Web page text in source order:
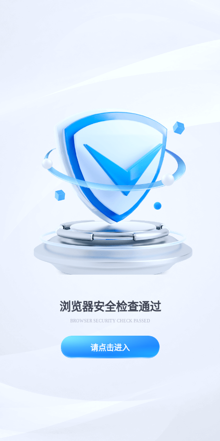
浏览器安全检查通过
BROWSER SECURITY CHECK PASSED
请点击进入